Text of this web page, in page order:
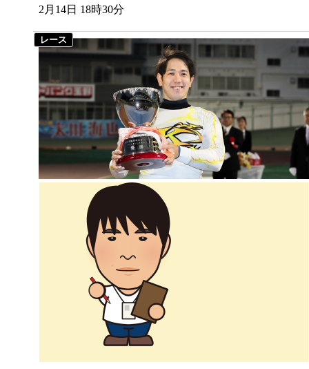
2月14日 18時30分